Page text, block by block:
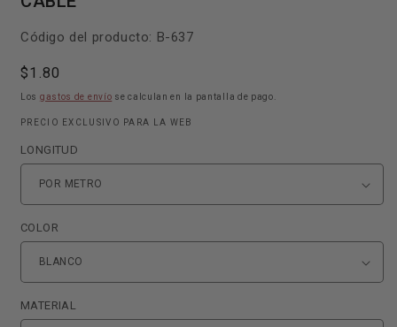
en
ventana
modal
Código del producto: SKU:
B-637
Precio
habitual
$1.80
Los gastos de envío se calculan en la pantalla de pago.
PRECIO EXCLUSIVO PARA LA WEB
LONGITUD
COLOR
MATERIAL